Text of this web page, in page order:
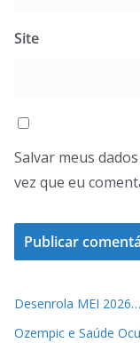
Site
Salvar meus
vez que eu
Desenrola MEI 2026…
Ozempic e Saúde